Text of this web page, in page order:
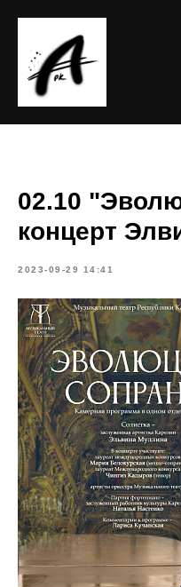
02.10
концерт
2023-09-29 14:41